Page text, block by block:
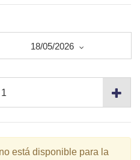
18/05/2026
está disponible para la